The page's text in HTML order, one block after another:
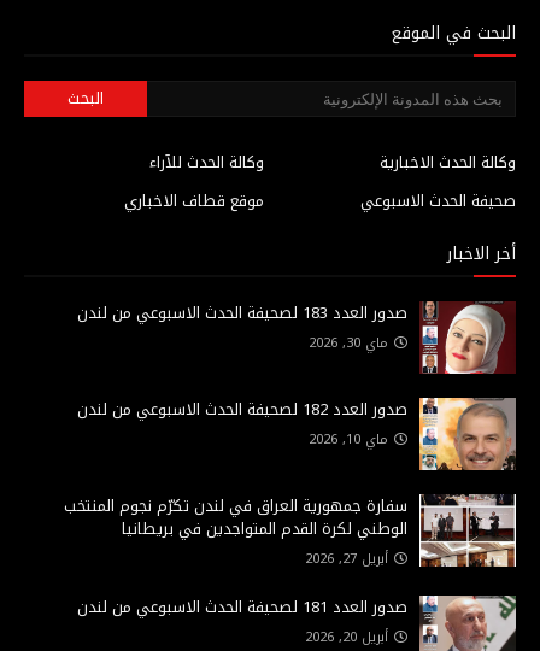
البحث في الموقع
وكالة الحدث للآراء
وكالة الحدث الاخبارية
موقع قطاف الاخباري
صحيفة الحدث الاسبوعي
أخر الاخبار
صدور العدد 183 لصحيفة الحدث الاسبوعي من لندن
ماي 30, 2026
صدور العدد 182 لصحيفة الحدث الاسبوعي من لندن
ماي 10, 2026
سفارة جمهورية العراق في لندن تكرّم نجوم المنتخب
الوطني لكرة القدم المتواجدين في بريطانيا
أبريل 27, 2026
صدور العدد 181 لصحيفة الحدث الاسبوعي من لندن
أبريل 20, 2026